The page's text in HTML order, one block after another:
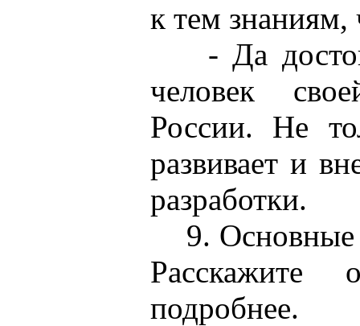
к тем знаниям,
- Да
человек
России. Не
развивает и
разработки.
9. Основные
Расскажите
подробнее.